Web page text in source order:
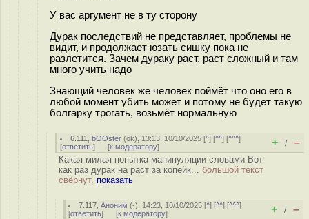
У вас аргумент не в ту сторону
Дурак последствий не представляет, проблемы не
видит, и продолжает юзать сишку пока не
разлетится. Зачем дураку раст, раст сложный и там
много учить надо
Знающий человек же человек поймёт что оно его в
любой момент убить может и потому не будет такую
болгарку трогать, возьмёт нормальную
6.111 ,bOOster (ok), 13:13, 10/10/2025 [^] [^^] [^^^]
[ответить] [к модератору] + / –
Какая милая попытка манипуляции словами Вот
как раз дурак на раст за копейк... большой текст
свёрнут, показать
7.117 ,Аноним (-), 14:23, 10/10/2025 [^] [^^] [^^^]
[ответить] [к модератору] + / –